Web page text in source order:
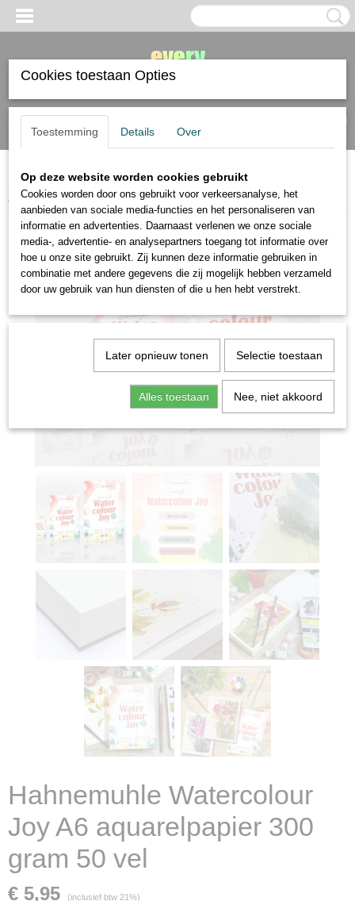
Inloggen Registreren
(0)
Home>papier>aquarelpapier>Hahnemuhle Watercolour Joy A6
aquarelpapier 300 gram 50 vel
Hahnemuhle Watercolour
Joy A6 aquarelpapier 300
gram 50 vel
€ 5,95 (inclusief btw 21%)
Cookies toestaan Opties
Toestemming Details Over
Op deze website worden cookies gebruikt
Cookies worden door ons gebruikt voor verkeersanalyse, het
aanbieden van sociale media-functies en het personaliseren van
informatie en advertenties. Daarnaast verlenen we onze sociale
media-, advertentie- en analysepartners toegang tot informatie over
hoe u onze site gebruikt. Zij kunnen deze informatie gebruiken in
combinatie met andere gegevens die zij mogelijk hebben verzameld
door uw gebruik van hun diensten of die u hen hebt verstrekt.
Later opnieuw tonen Selectie toestaan
Alles toestaan Nee, niet akkoord